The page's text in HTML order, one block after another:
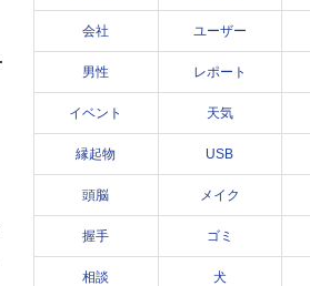
会社 ユーザー
男性 レポート
イベント 天気
縁起物 USB
頭脳 メイク
握手 ゴミ
相談 犬